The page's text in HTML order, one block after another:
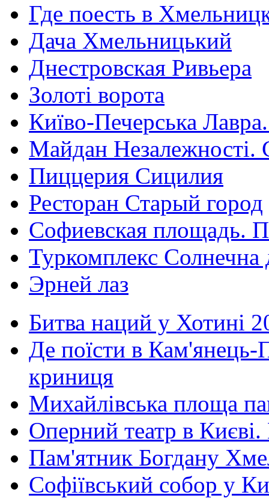
Где поесть в
Дача Хмельницький
Днестровская Ривьера
Золоті ворота
Київо-Печерська
Майдан Незалежності.
Пиццерия Сицилия
Ресторан Старый город
Софиевская площадь.
Туркомплекс Солнечна
Эрней лаз
Битва наций у Хотині
Де поїсти в Кам'янець-
криниця
Михайлівська площа
Оперний театр в
Пам'ятник Богдану
Софіївський собор у